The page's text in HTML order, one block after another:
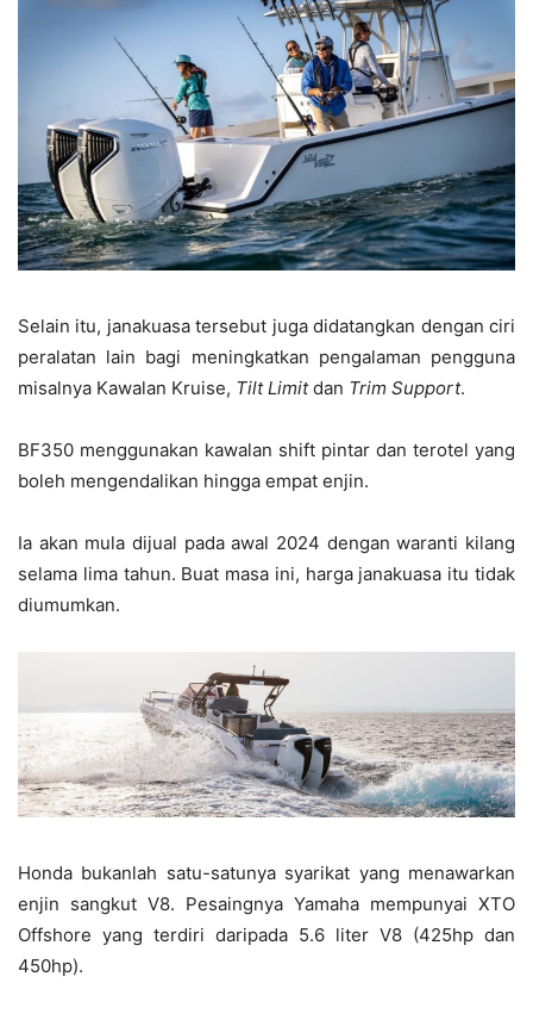
Selain itu, janakuasa tersebut juga didatangkan dengan ciri
peralatan lain bagi meningkatkan pengalaman pengguna
misalnya Kawalan Kruise, Tilt Limitdan Trim Support.
BF350 menggunakan kawalan shift pintar dan terotel yang
boleh mengendalikan hingga empat enjin.
Ia akan mula dijual pada awal 2024 dengan waranti kilang
selama lima tahun. Buat masa ini, harga janakuasa itu tidak
diumumkan.
Honda bukanlah satu-satunya syarikat yang menawarkan
enjin sangkut V8. Pesaingnya Yamaha mempunyai XTO
Offshore yang terdiri daripada 5.6 liter V8 (425hp dan
450hp).